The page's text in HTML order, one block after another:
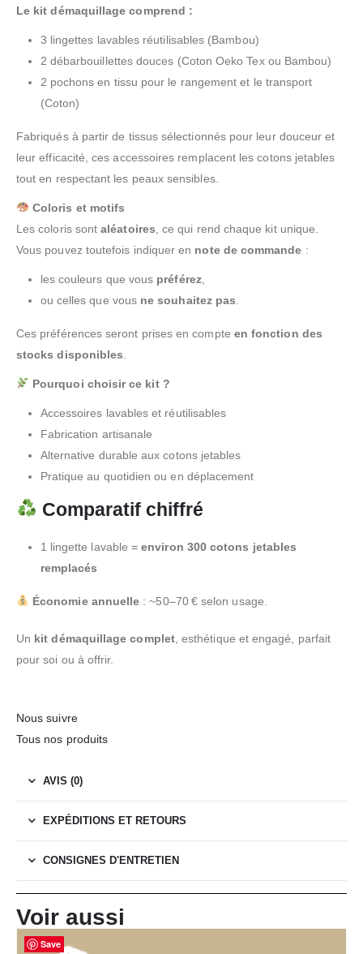
Le kit démaquillage comprend :
3 lingettes lavables réutilisables (Bambou)
2 débarbouillettes douces (Coton Oeko Tex ou Bambou)
2 pochons en tissu pour le rangement et le transport
(Coton)
Fabriqués à partir de tissus sélectionnés pour leur douceur et
leur efficacité, ces accessoires remplacent les cotons jetables
tout en respectant les peaux sensibles.
Coloris et motifs
Les coloris sontaléatoires , ce qui rend chaque kit unique.
Vous pouvez toutefois indiquer en note de commande :
les couleurs que vous préférez,
ou celles que vous ne souhaitez pas
Ces préférences seront prises en compte en fonction des
stocks disponibles
Pourquoi choisir ce kit ?
Accessoires lavables et réutilisables
Fabrication artisanale
Alternative durable aux cotons jetables
Pratique au quotidien ou en déplacement
Comparatif chiffré
1 lingette lavable =environ 300 cotons jetables
remplacés
Économie annuelle : ~50–70 € selon usage.
Un kit démaquillage complet, esthétique et engagé, parfait
pour soi ou à offrir.
Nous suivre
Tous nos produits
AVIS (0)
EXPÉDITIONS ET RETOURS
CONSIGNES D'ENTRETIEN
Voir aussi
Save
Save
Save
Save